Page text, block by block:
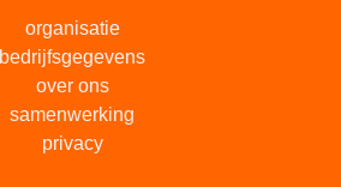
organisatie
bedrijfsgegevens
over ons
samenwerking
privacy